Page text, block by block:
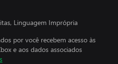
Linguagem Imprópria
por você recebem acesso às
e aos dados associados